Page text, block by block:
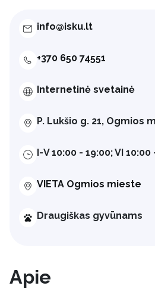
info@isku.lt
+370 650 74551
Internetinė svetainė
P. Lukšio g. 21, Ogmios
I-V 10:00 - 19:00; VI 10:00
VIETA Ogmios mieste
Draugiškas gyvūnams
Apie